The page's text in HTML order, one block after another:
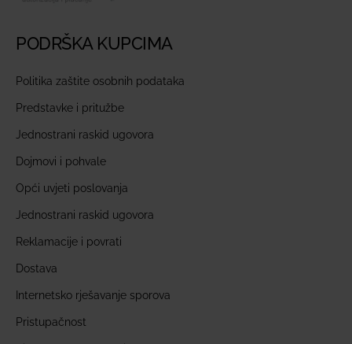
PODRŠKA KUPCIMA
Politika zaštite osobnih podataka
Predstavke i pritužbe
Jednostrani raskid ugovora
Dojmovi i pohvale
Opći uvjeti poslovanja
Jednostrani raskid ugovora
Reklamacije i povrati
Dostava
Internetsko rješavanje sporova
Pristupačnost